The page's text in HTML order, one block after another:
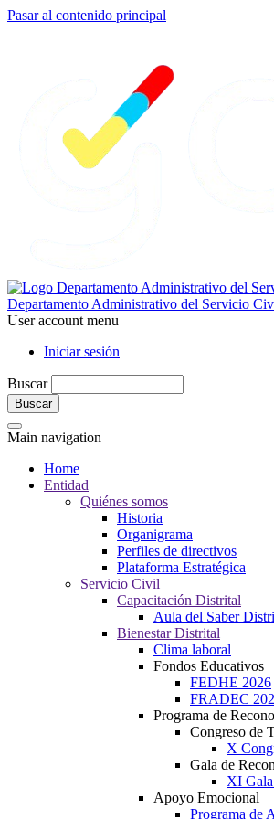
Pasar al contenido principal
Departamento Administrativo del Servicio
User account menu
Iniciar sesión
Buscar
Main navigation
Home
Entidad
Quiénes somos
Historia
Organigrama
Perfiles de directivos
Plataforma Estratégica
Servicio Civil
Capacitación Distrital
Aula del Saber
Bienestar Distrital
Clima laboral
Fondos Educativos
FEDHE 2026
FRADEC
Programa de
Congreso de
X
Gala de
XI
Apoyo Emocional
Programa de